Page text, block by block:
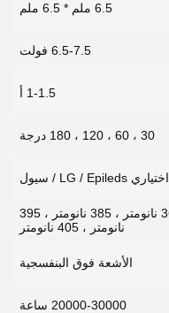
6.5 ملم * 6.5 ملم
6.5-7.5 فولت
1-1.5 أ
30 ، 60 ، 120 ، 180 درجة
اختياري LG / Epileds / سيول
365 نانومتر ، 385 نانومتر ، 395
نانومتر ، 405 نانومتر
الأشعة فوق البنفسجية
20000-30000 ساعة